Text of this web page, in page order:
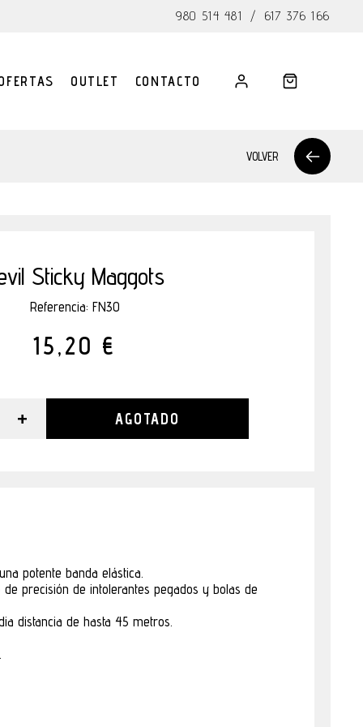
980 514 481 / 617 376 166
OUTLET CONTACTO
VOLVER
Sticky Maggots
Referencia: FN30
15,20 €
+ AGOTADO
potente banda elástica.
precisión de intolerantes pegados y bolas de
distancia de hasta 45 metros.